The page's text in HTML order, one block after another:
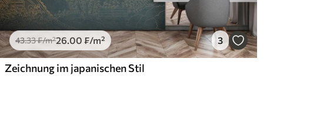
43.33₣/m²26.00 ₣/m² 3
Zeichnung im japanischen Stil